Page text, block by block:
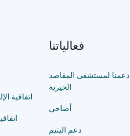
اتفاقية
فعالياتنا
دعمنا لمستشفى المقاصد
الخيرية
أضاحي
دعم اليتيم